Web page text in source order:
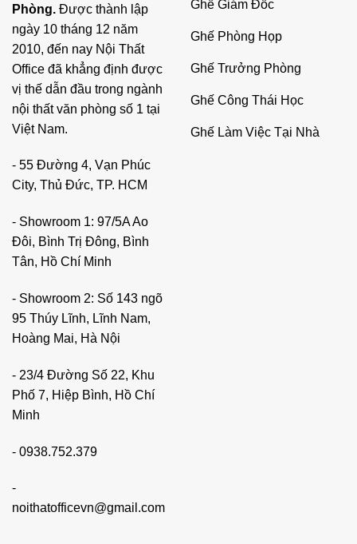
Phòng. Được thành lập
ngày 10 tháng 12 năm
2010, đến nay Nội Thất
Office đã khẳng định được
vị thế dẫn đầu trong ngành
nội thất văn phòng số 1 tại
Việt Nam.
- 55 Đường 4, Vạn Phúc
City, Thủ Đức, TP. HCM
- Showroom 1: 97/5A Ao
Đôi, Bình Trị Đông, Bình
Tân, Hồ Chí Minh
- Showroom 2: Số 143 ngõ
95 Thúy Lĩnh, Lĩnh Nam,
Hoàng Mai, Hà Nội
- 23/4 Đường Số 22, Khu
Phố 7, Hiệp Bình, Hồ Chí
Minh
- 0938.752.379
-
noithatofficevn@gmail.com
Ghế Giám Đốc
Ghế Phòng Họp
Ghế Trưởng Phòng
Ghế Công Thái Học
Ghế Làm Việc Tại Nhà